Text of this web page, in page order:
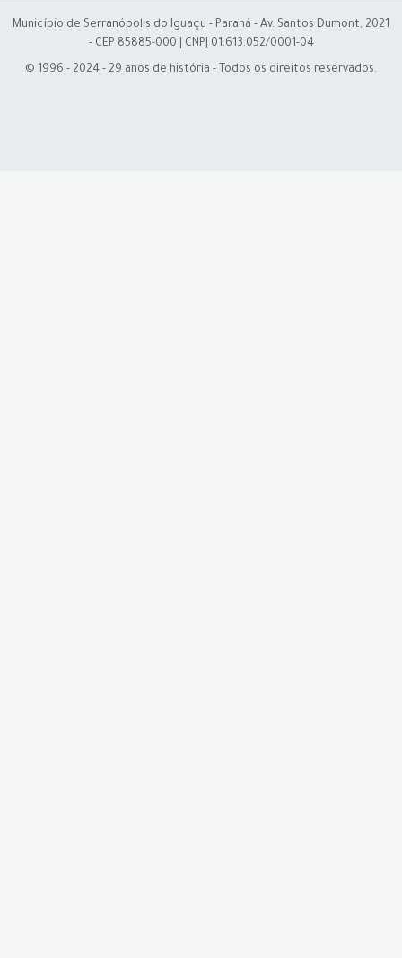
Município de Serranópolis do Iguaçu - Paraná - Av. Santos Dumont, 2021
- CEP 85885-000 | CNPJ 01.613.052/0001-04
© 1996 - 2024 - 29 anos de história - Todos os direitos reservados.